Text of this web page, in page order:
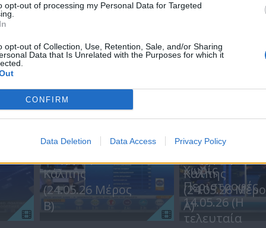
opt-out of processing my Personal Data for Targeted
opt-out of Collection, Use, Retention, Sale, and/or Sharing
Data that Is Unrelated with the Purposes for which it
CONFIRM
Data Deletion Data Access Privacy Policy
εκλογές 2026 - Η
Κάλπης
(24.05.26 Μέρος
Β)
εκλογές 2026 -
Κάλπης
(24.05.26
Α)
Χωρίς
Περιστροφές
14.05.26 (Η
τελευταία